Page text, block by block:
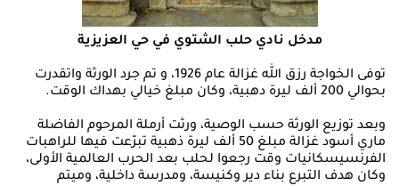
مدخل نادي حلب الشتوي في حي العزيزية
توفى الخواجة رزق الله غزالة عام 1926، و تم جرد الورثة واتقدرت
بحوالي 200 ألف ليرة دهبية، وكان مبلغ خيالي بهداك الوقت.
وبعد توزيع الورثة حسب الوصية، ورثت أرملة المرحوم الفاضلة
ماري أسود غزالة مبلغ 50 ألف ليرة ذهبية تبرّعت فيها للراهبات
الفرنسيسكانيات وقت رجعوا لحلب بعد الحرب العالمية الأولى،
وكان هدف التبرع بناء دير وكنيسة، ومدرسة داخلية، وميتم